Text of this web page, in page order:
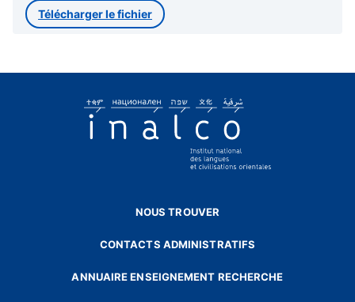
Télécharger le fichier
NOUS TROUVER
CONTACTS ADMINISTRATIFS
ANNUAIRE ENSEIGNEMENT RECHERCHE